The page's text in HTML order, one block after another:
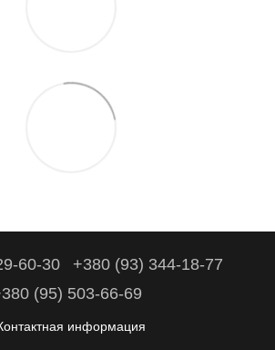
60-30
+380 (93) 344-18-77
(95) 503-66-69
информация